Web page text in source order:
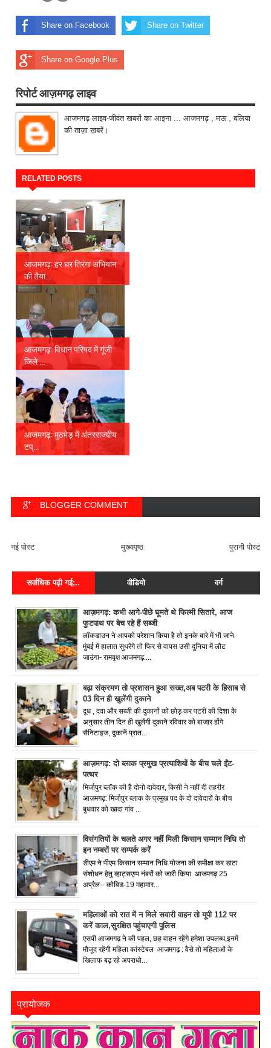
Share on Facebook Share on Twitter
Share on Google Plus
रिपोर्ट आज़मगढ़ लाइव
आजमगढ़ लाइव-जीवंत खबरों का आइना ... आजमगढ़ , मऊ , बलिया
की ताज़ा ख़बरें।
RELATED POSTS
आजमगढ़: हर घर तिरंगा अभियान
की तैया...
आजमगढ़: विधान परिषद में गूंजी
जिले ...
आजमगढ़: मुठभेड़ में अंतरराज्यीय
टप्...
BLOGGER COMMENT
नई पोस्ट पुरानी पोस्ट
मुख्यपृष्ठ
सर्वाधिक पढ़ी गई;.. वीडियो वर्ग
आज़मगढ़: कभी आगे-पीछे घूमते थे फिल्मी सितारे, आज
फुटपाथ पर बेच रहे हैं सब्जी
लॉकडाउन ने आपको परेशान किया है तो इनके बारे में भी जाने
मुंबई में हालात सुधरेंगे तो फिर से वापस उसी दुनिया में लौट
जाउंगा- रामवृक्ष आजमगढ़....
बढ़ा संक्रमण तो प्रशासन हुआ सख्त,अब पटरी के हिसाब से
03 दिन ही खुलेंगी दुकाने
दूध , दवा और सब्जी की दुकानों को छोड़ कर पटरी की दिशा के
अनुसार तीन दिन ही खुलेंगी दुकाने रविवार को बाजार होंगे
सैनिटाइज, दुकानें प्रात...
आज़मगढ़: दो ब्लाक प्रमुख प्रत्याशियों के बीच चले ईंट-
पत्थर
मिर्जापुर ब्लॉक की हैं दोनो दावेदार, किसी ने नहीं दी तहरीर
आज़मगढ़: मिर्जापुर ब्लाक के प्रमुख पद के दो दावेदारों के बीच
बुधवार को खादा गांव ...
विसंगतियों के चलते अगर नहीं मिली किसान सम्मान निधि तो
इन नम्बरों पर सम्पर्क करें
डीएम ने पीएम किसान सम्मान निधि योजना की समीक्षा कर डाटा
संशोधन हेतु व्हाट्सएप्प नंबरों को जारी किया आजमगढ़ 25
अप्रैल-- कोविड-19 महामार...
महिलाओं को रात में न मिले सवारी वाहन तो यूपी 112 पर
करें काल,सुरक्षित पहुंचाएगी पुलिस
एसपी आजमगढ़ ने की पहल, छह वाहन रहेंगे हमेशा उपलब्ध,इनमें
मौजूद रहेंगी महिला कांस्टेबल आजमगढ़ : वैसे तो महिलाओं के
खिलाफ बढ़ रहे अपराधो...
प्रायोजक